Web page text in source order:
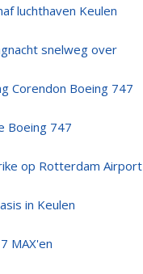
luchthaven Keulen
snelweg over
Corendon Boeing 747
Boeing 747
op Rotterdam Airport
in Keulen
MAX'en